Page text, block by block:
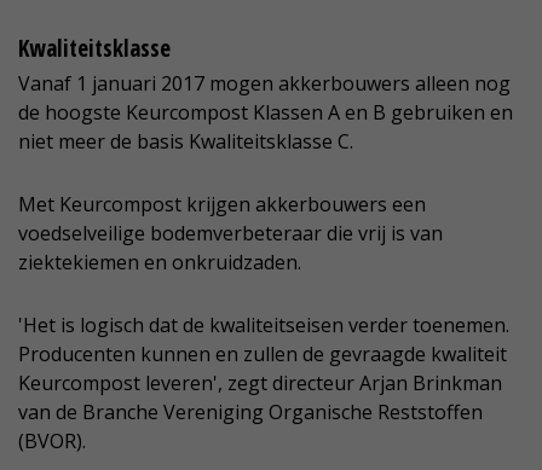
Kwaliteitsklasse
Vanaf 1 januari 2017 mogen akkerbouwers alleen nog
de hoogste Keurcompost Klassen A en B gebruiken en
niet meer de basis Kwaliteitsklasse C.
Met Keurcompost krijgen akkerbouwers een
voedselveilige bodemverbeteraar die vrij is van
ziektekiemen en onkruidzaden.
'Het is logisch dat de kwaliteitseisen verder toenemen.
Producenten kunnen en zullen de gevraagde kwaliteit
Keurcompost leveren', zegt directeur Arjan Brinkman
van de Branche Vereniging Organische Reststoffen
(BVOR).